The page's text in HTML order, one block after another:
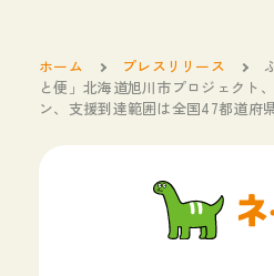
ホーム プレスリリース
と便」北海道旭川市プロジェクト
ン、支援到達範囲は全国47都道府